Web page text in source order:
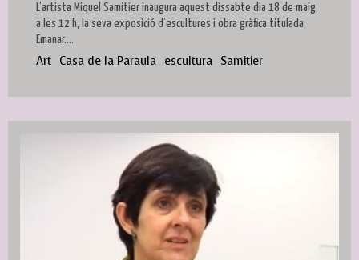
L’artista Miquel Samitier inaugura aquest dissabte dia 18 de maig,
a les 12 h, la seva exposició d’escultures i obra gràfica titulada
Emanar....
Art Casa de la Paraula escultura Samitier